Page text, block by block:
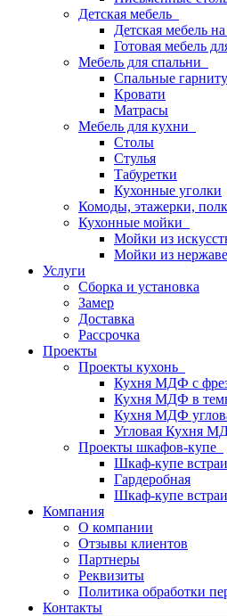
Детская мебель
Детская мебель на
Готовая мебель
Мебель для спальни
Спальные
Кровати
Матрасы
Мебель для кухни
Столы
Стулья
Табуретки
Кухонные уголки
Комоды, этажерки,
Кухонные мойки
Мойки из
Мойки из
Услуги
Сборка и установка
Замер
Доставка
Рассрочка
Проекты
Проекты кухонь
Кухня МДФ с
Кухня МДФ в
Кухня МДФ
Угловая Кухня
Проекты шкафов-купе
Шкаф-купе
Гардеробная
Шкаф-купе
Компания
О компании
Отзывы клиентов
Партнеры
Реквизиты
Политика обработки
Контакты